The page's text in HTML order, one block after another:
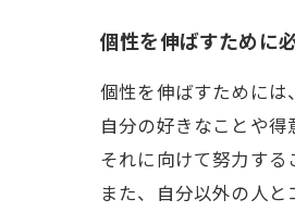
個性を伸ばすために
個性を伸ばすためには
自分の好きなことや得
それに向けて努力する
また、自分以外の人と